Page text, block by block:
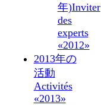
年)Inviter
des
experts
«2012»
2013年の
活動
Activités
«2013»